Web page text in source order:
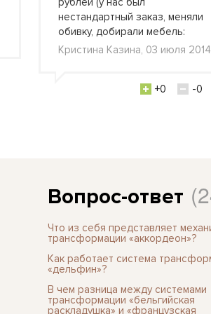
нестандартный заказ, меняли
обивку, добирали мебель:
Кристина Казина, 03 июля 2014
+0 -0
Вопрос-ответ
Что из себя представляет
трансформации «аккордеон»?
Как работает система
«дельфин»?
В чем разница между системами
трансформации «бельгийская
раскладушка» и «французская